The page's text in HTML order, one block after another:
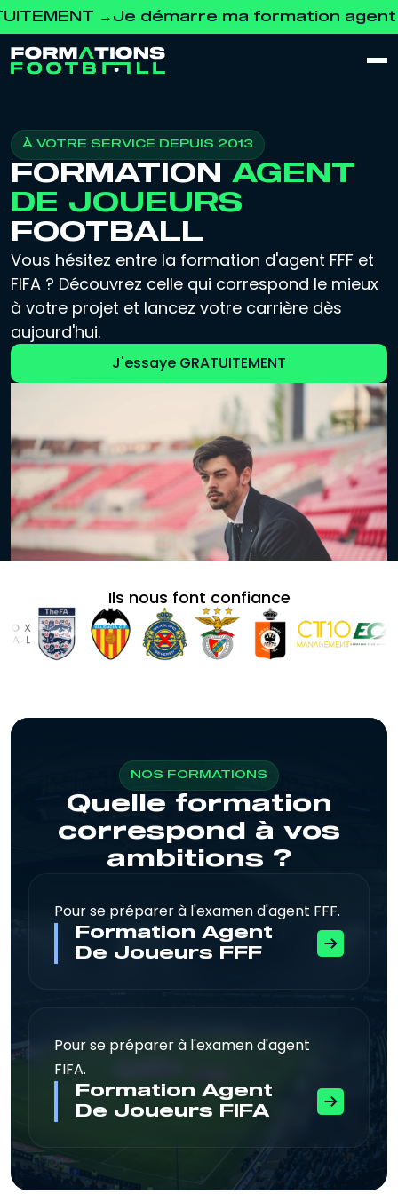
→Je démarre ma formation agent de
À VOTRE SERVICE DEPUIS 2013
FORMATION AGENT
DE JOUEURS
FOOTBALL
Vous hésitez entre la formation d'agent FFF et
FIFA ? Découvrez celle qui correspond le mieux
à votre projet et lancez votre carrière dès
aujourd'hui.
J'essaye GRATUITEMENT
Ils nous font confiance
NOS FORMATIONS
Quelle formation
correspond à vos
ambitions ?
Pour se préparer à l'examen d'agent FFF.
Formation Agent
De Joueurs FFF
Pour se préparer à l'examen d'agent
FIFA.
Formation Agent
De Joueurs FIFA